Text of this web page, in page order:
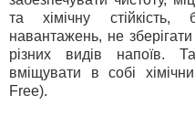
та хімічну
навантажень, не
різних видів напоїв.
вміщувати в собі
Free).